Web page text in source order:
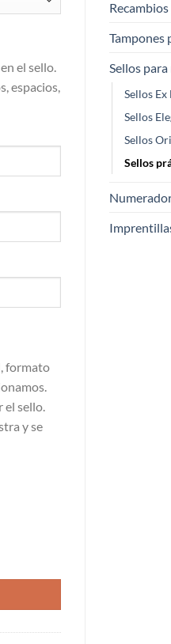
el sello.
espacios,
formato
sello.
y se
Tampones
Sellos
Sellos
Sellos
Sellos
Sellos